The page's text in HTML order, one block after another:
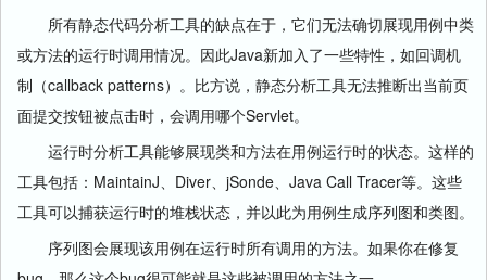
所有静态代码分析工具的缺点在于，它们无法确切展现用例中类
或方法的运行时调用情况。因此Java新加入了一些特性，如回调机
制（callback patterns）。比方说，静态分析工具无法推断出当前页
面提交按钮被点击时，会调用哪个Servlet。
运行时分析工具能够展现类和方法在用例运行时的状态。这样的
工具包括：MaintainJ、Diver、jSonde、Java Call Tracer等。这些
工具可以捕获运行时的堆栈状态，并以此为用例生成序列图和类图。
序列图会展现该用例在运行时所有调用的方法。如果你在修复